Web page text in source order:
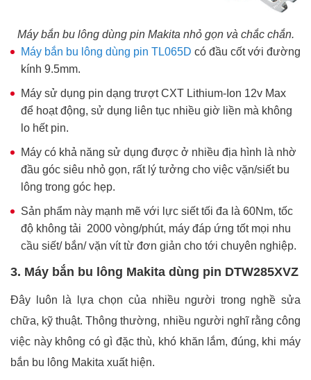
Máy bắn bu lông dùng pin Makita nhỏ gọn và chắc chắn.
Máy bắn bu lông dùng pin TL065D có đầu cốt với đường
kính 9.5mm.
Máy sử dụng pin dạng trượt CXT Lithium-Ion 12v Max
để hoạt động, sử dụng liên tục nhiều giờ liền mà không
lo hết pin.
Máy có khả năng sử dụng được ở nhiều địa hình là nhờ
đầu góc siêu nhỏ gọn, rất lý tưởng cho việc vặn/siết bu
lông trong góc hẹp.
Sản phẩm này mạnh mẽ với lực siết tối đa là 60Nm, tốc
độ không tải 2000 vòng/phút, máy đáp ứng tốt mọi nhu
cầu siết/ bắn/ vặn vít từ đơn giản cho tới chuyên nghiệp.
3. Máy bắn bu lông Makita dùng pin DTW285XVZ
Đây luôn là lựa chọn của nhiều người trong nghề sửa
chữa, kỹ thuật. Thông thường, nhiều người nghĩ rằng công
việc này không có gì đặc thù, khó khăn lắm, đúng, khi máy
bắn bu lông Makita xuất hiện.